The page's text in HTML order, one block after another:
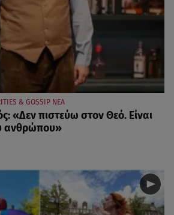
& GOSSIP ΝΕΑ
«Δεν πιστεύω στον Θεό. Είναι
ανθρώπου»